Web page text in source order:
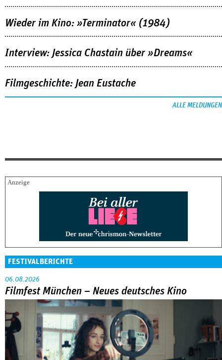
Wieder im Kino: »Terminator« (1984)
Interview: Jessica Chastain über »Dreams«
Filmgeschichte: Jean Eustache
ALLE MELDUNGEN
FESTIVALBERICHTE
06.08.2026
Filmfest München – Neues deutsches Kino